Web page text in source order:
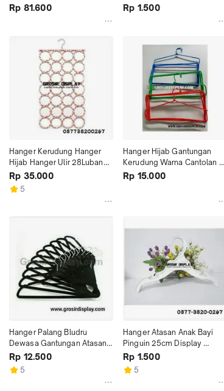
Atasan Dewasa Murah
Rp 81.600
Bening Display Toko
Rp 1.500
Hanger Kerudung Hanger
Hijab Hanger Ulir 28Lubang
Hanger Ring Jilbab
Rp 35.000
5
Hanger Hijab Gantungan
Kerudung Warna Cantolan
Lipat 6 Kotak Murah
Rp 15.000
Hanger Palang Bludru
Dewasa Gantungan Atasan
Perlengkapan Toko Baju
Rp 12.500
5
Hanger Atasan Anak Bayi
Pinguin 25cm Display
Pakaian Butik Gantungan
Rp 1.500
5